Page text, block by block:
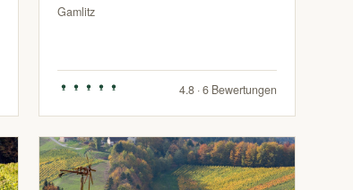
Gamlitz
4.8 · 6 Bewertungen